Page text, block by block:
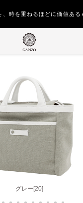
、時を重ねるほどに価値ある
グレー[20]
ブラック[10]